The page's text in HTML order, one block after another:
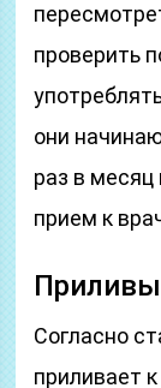
проверить
они
раз в месяц
прием к
Согласно
приливает